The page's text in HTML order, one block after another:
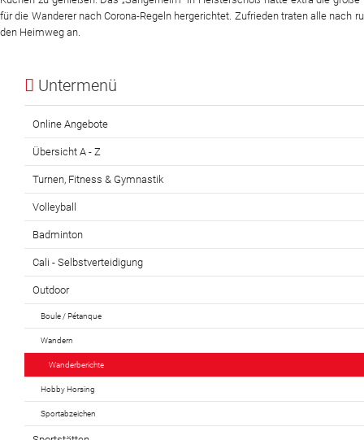
für die Wanderer nach Corona-Regeln hergerichtet. Zufrieden traten alle nach
den Heimweg an.
Untermenü
Online Angebote
Übersicht A - Z
Turnen, Fitness & Gymnastik
Volleyball
Badminton
Cali - Selbstverteidigung
Outdoor
Boule / Pétanque
Wandern
Wanderberichte
Hobby Horsing
Sportabzeichen